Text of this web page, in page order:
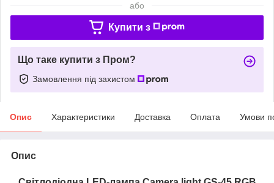
або
Купити з
Що таке купити з Пром?
Замовлення під захистом
Опис Характеристики Доставка Оплата Умови
Опис